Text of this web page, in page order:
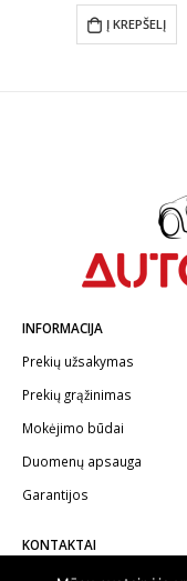
was:
€11.00.
Į KREPŠELĮ
INFORMACIJA
Prekių užsakymas
Prekių grąžinimas
Mokėjimo būdai
Duomenų apsauga
Garantijos
KONTAKTAI